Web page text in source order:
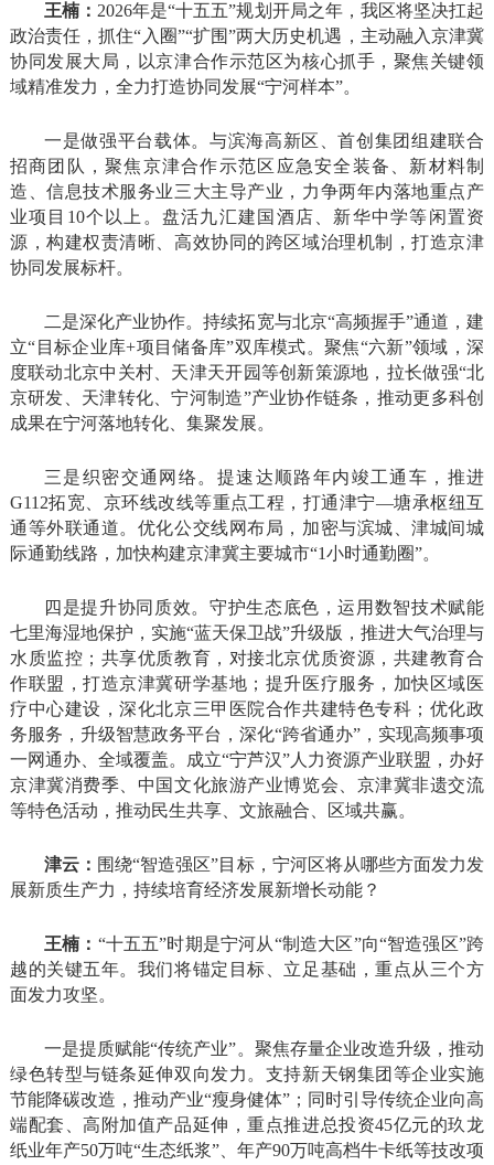
王楠：2026年是“十五五”规划开局之年，我区将坚决扛起
政治责任，抓住“入圈”“扩围”两大历史机遇，主动融入京津冀
协同发展大局，以京津合作示范区为核心抓手，聚焦关键领
域精准发力，全力打造协同发展“宁河样本”。
一是做强平台载体。与滨海高新区、首创集团组建联合
招商团队，聚焦京津合作示范区应急安全装备、新材料制
造、信息技术服务业三大主导产业，力争两年内落地重点产
业项目10个以上。盘活九汇建国酒店、新华中学等闲置资
源，构建权责清晰、高效协同的跨区域治理机制，打造京津
协同发展标杆。
二是深化产业协作。持续拓宽与北京“高频握手”通道，建
立“目标企业库+项目储备库”双库模式。聚焦“六新”领域，深
度联动北京中关村、天津天开园等创新策源地，拉长做强“北
京研发、天津转化、宁河制造”产业协作链条，推动更多科创
成果在宁河落地转化、集聚发展。
三是织密交通网络。提速达顺路年内竣工通车，推进
G112拓宽、京环线改线等重点工程，打通津宁—塘承枢纽互
通等外联通道。优化公交线网布局，加密与滨城、津城间城
际通勤线路，加快构建京津冀主要城市“1小时通勤圈”。
四是提升协同质效。守护生态底色，运用数智技术赋能
七里海湿地保护，实施“蓝天保卫战”升级版，推进大气治理与
水质监控；共享优质教育，对接北京优质资源，共建教育合
作联盟，打造京津冀研学基地；提升医疗服务，加快区域医
疗中心建设，深化北京三甲医院合作共建特色专科；优化政
务服务，升级智慧政务平台，深化“跨省通办”，实现高频事项
一网通办、全域覆盖。成立“宁芦汉”人力资源产业联盟，办好
京津冀消费季、中国文化旅游产业博览会、京津冀非遗交流
等特色活动，推动民生共享、文旅融合、区域共赢。
津云： 围绕“智造强区”目标，宁河区将从哪些方面发力发
展新质生产力，持续培育经济发展新增长动能？
王楠： “十五五”时期是宁河从“制造大区”向“智造强区”跨
越的关键五年。我们将锚定目标、立足基础，重点从三个方
面发力攻坚。
一是提质赋能“传统产业”。聚焦存量企业改造升级，推动
绿色转型与链条延伸双向发力。支持新天钢集团等企业实施
节能降碳改造，推动产业“瘦身健体”；同时引导传统企业向高
端配套、高附加值产品延伸，重点推进总投资45亿元的玖龙
纸业年产50万吨“生态纸浆”、年产90万吨高档牛卡纸等技改项